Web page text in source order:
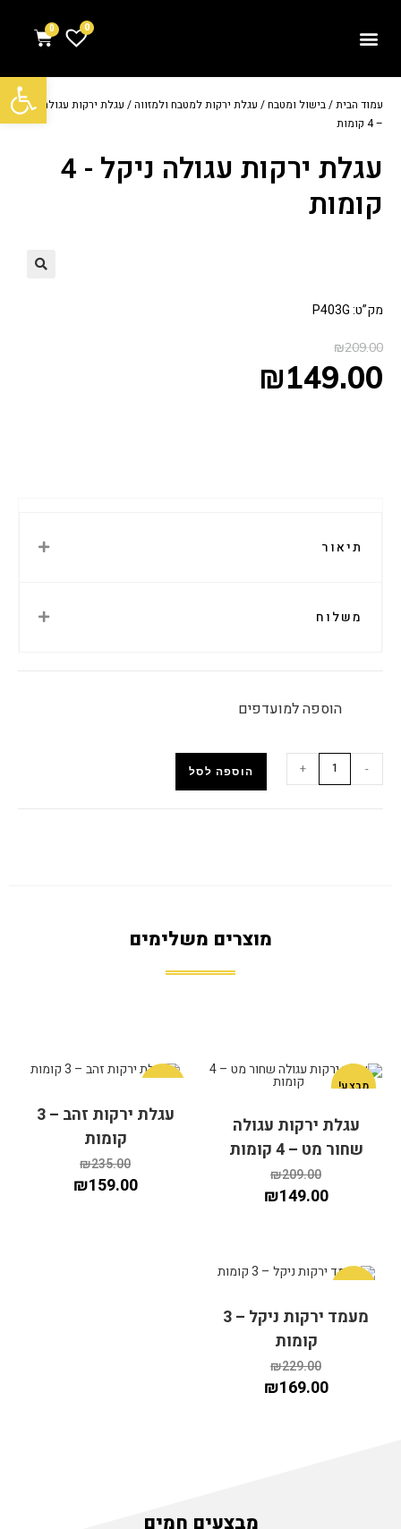
פתח סרגל נגישות
0
עמוד הבית/בישול ומטבח/ עגלת ירקות למטבח ולמזווה/ עגלת ירקות עגולה ניקל
– 4 קומות
עגלת ירקות עגולה ניקל - 4
קומות
מק”ט: P403G
₪209.00
₪149.00
תיאור
משלוח
הוספה למועדפים
-
+ הוספה לסל
מוצרים משלימים
מבצע!
עגלת ירקות עגולה
שחור מט – 4 קומות
₪209.00
₪149.00
עגלת ירקות זהב – 3
קומות
₪235.00
₪159.00
מעמד ירקות ניקל – 3
קומות
₪229.00
₪169.00
מבצעים חמים